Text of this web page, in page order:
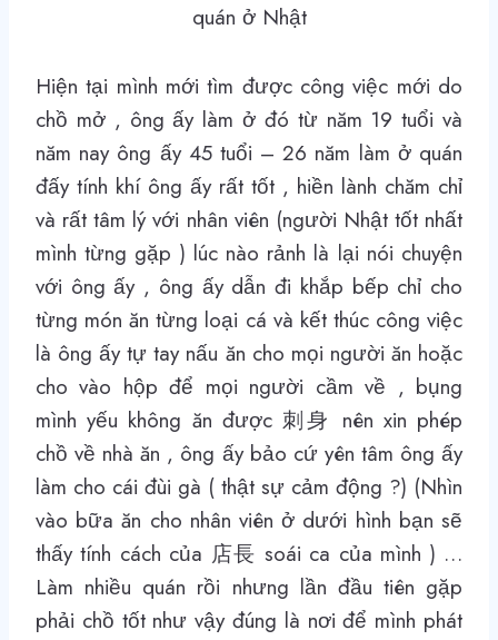
quán ở Nhật
Hiện tại mình mới tìm được công việc mới do
chồ mở , ông ấy làm ở đó từ năm 19 tuổi và
năm nay ông ấy 45 tuổi – 26 năm làm ở quán
đấy tính khí ông ấy rất tốt , hiền lành chăm chỉ
và rất tâm lý với nhân viên (người Nhật tốt nhất
mình từng gặp ) lúc nào rảnh là lại nói chuyện
với ông ấy , ông ấy dẫn đi khắp bếp chỉ cho
từng món ăn từng loại cá và kết thúc công việc
là ông ấy tự tay nấu ăn cho mọi người ăn hoặc
cho vào hộp để mọi người cầm về , bụng
mình yếu không ăn được 刺身 nên xin phép
chồ về nhà ăn , ông ấy bảo cứ yên tâm ông ấy
làm cho cái đùi gà ( thật sự cảm động ?) (Nhìn
vào bữa ăn cho nhân viên ở dưới hình bạn sẽ
thấy tính cách của 店長 soái ca của mình ) …
Làm nhiều quán rồi nhưng lần đầu tiên gặp
phải chồ tốt như vậy đúng là nơi để mình phát